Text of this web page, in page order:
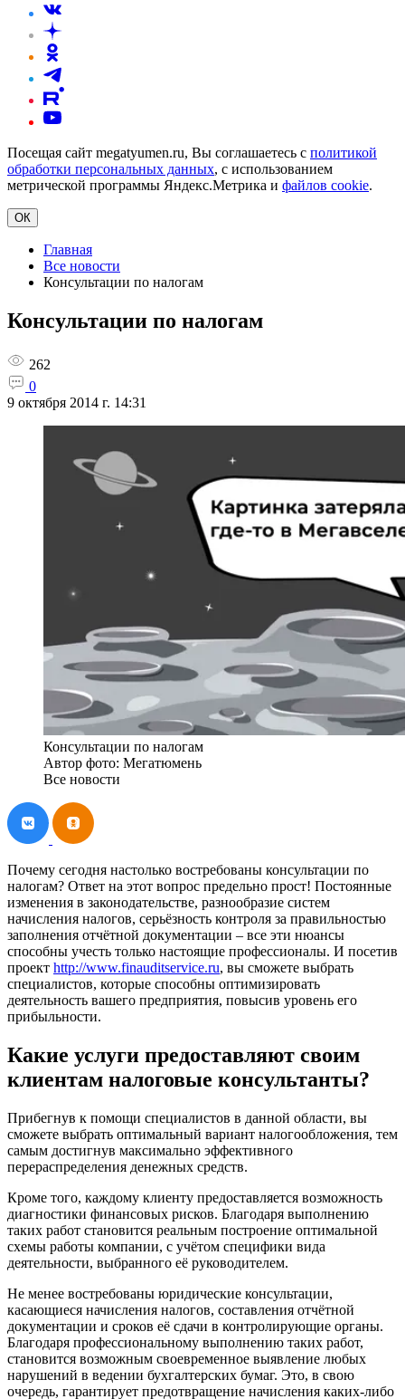
Посещая сайт megatyumen.ru, Вы соглашаетесь с политикой
обработки персональных данных, с использованием
метрической программы Яндекс.Метрика и файлов cookie.
ОК
Главная
Все новости
Консультации по налогам
Консультации по налогам
262
0
9 октября 2014 г. 14:31
Консультации по налогам
Автор фото: Мегатюмень
Все новости
Почему сегодня настолько востребованы консультации по
налогам? Ответ на этот вопрос предельно прост! Постоянные
изменения в законодательстве, разнообразие систем
начисления налогов, серьёзность контроля за правильностью
заполнения отчётной документации – все эти нюансы
способны учесть только настоящие профессионалы. И посетив
проект http://www.finauditservice.ru, вы сможете выбрать
специалистов, которые способны оптимизировать
деятельность вашего предприятия, повысив уровень его
прибыльности.
Какие услуги предоставляют своим
клиентам налоговые консультанты?
Прибегнув к помощи специалистов в данной области, вы
сможете выбрать оптимальный вариант налогообложения, тем
самым достигнув максимально эффективного
перераспределения денежных средств.
Кроме того, каждому клиенту предоставляется возможность
диагностики финансовых рисков. Благодаря выполнению
таких работ становится реальным построение оптимальной
схемы работы компании, с учётом специфики вида
деятельности, выбранного её руководителем.
Не менее востребованы юридические консультации,
касающиеся начисления налогов, составления отчётной
документации и сроков её сдачи в контролирующие органы.
Благодаря профессиональному выполнению таких работ,
становится возможным своевременное выявление любых
нарушений в ведении бухгалтерских бумаг. Это, в свою
очередь, гарантирует предотвращение начисления каких-либо